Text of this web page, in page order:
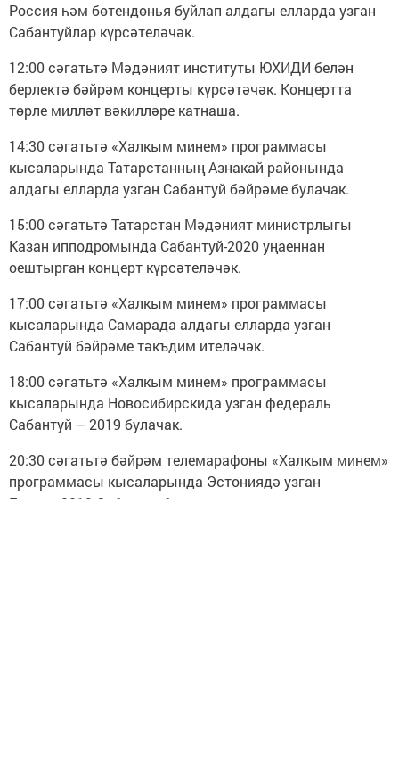
Россия һәм бөтендөнья буйлап алдагы елларда узган
Сабантуйлар күрсәтеләчәк.
12:00 сәгатьтә Мәдәният институты ЮХИДИ белән
берлектә бәйрәм концерты күрсәтәчәк. Концертта
төрле милләт вәкилләре катнаша.
14:30 сәгатьтә «Халкым минем» программасы
кысаларында Татарстанның Азнакай районында
алдагы елларда узган Сабантуй бәйрәме булачак.
15:00 сәгатьтә Татарстан Мәдәният министрлыгы
Казан ипподромында Сабантуй-2020 уңаеннан
оештырган концерт күрсәтеләчәк.
17:00 сәгатьтә «Халкым минем» программасы
кысаларында Самарада алдагы елларда узган
Сабантуй бәйрәме тәкъдим ителәчәк.
18:00 сәгатьтә «Халкым минем» программасы
кысаларында Новосибирскида узган федераль
Сабантуй – 2019 булачак.
20:30 сәгатьтә бәйрәм телемарафоны «Халкым минем»
программасы кысаларында Эстониядә узган
Европа-2019 Сабантуе белән тәмамланачак.